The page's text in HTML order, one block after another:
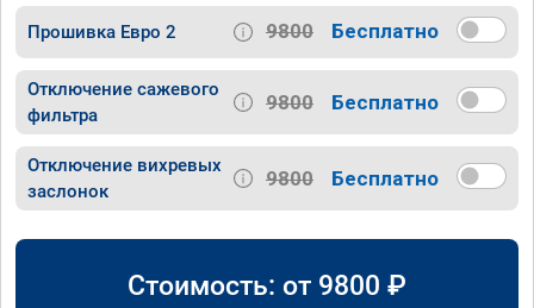
Прошивка Евро 2 9800 Бесплатно
Отключение сажевого
фильтра
9800 Бесплатно
Отключение вихревых
заслонок
9800 Бесплатно
Стоимость: от 9800 ₽